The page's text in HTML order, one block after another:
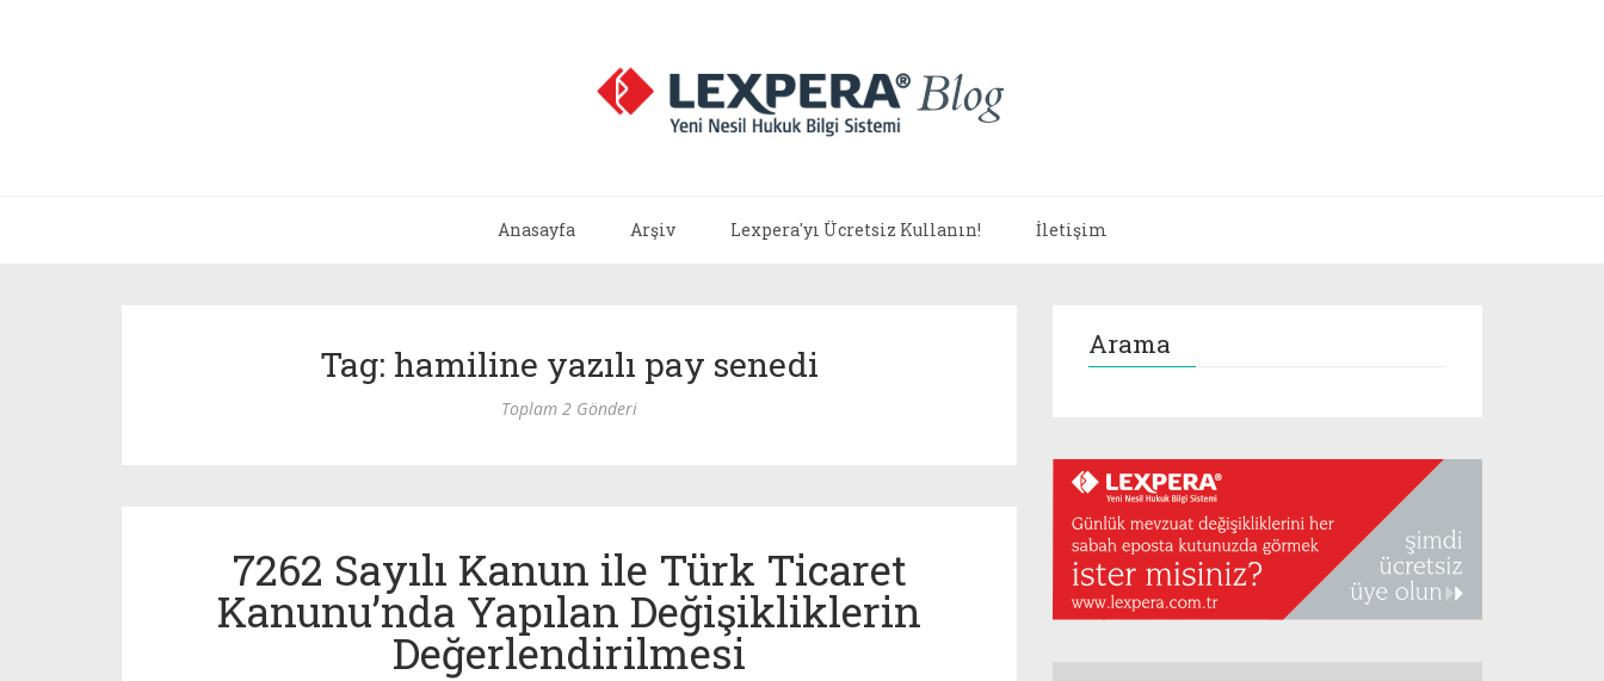
Anasayfa Arşiv Lexpera'yı Ücretsiz Kullanın! İletişim
Tag: hamiline yazılı pay senedi
Toplam 2 Gönderi
7262 Sayılı Kanun ile Türk Ticaret
Kanunu’nda Yapılan Değişikliklerin
Değerlendirilmesi
Arama